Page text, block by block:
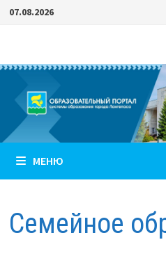
Перейти
07.08.2026
МЕНЮ
Семейное